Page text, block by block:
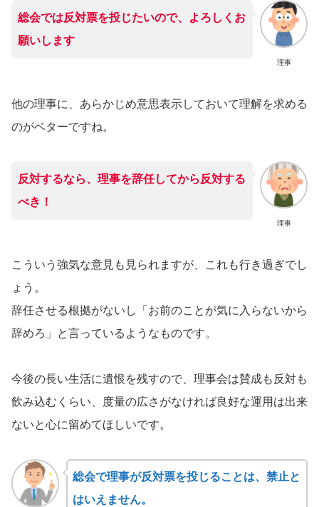
理事
総会では反対票を投じたいので、よろしくお
願いします
他の理事に、あらかじめ意思表示しておいて理解を求める
のがベターですね。
理事
反対するなら、理事を辞任してから反対する
べき！
こういう強気な意見も見られますが、これも行き過ぎでし
ょう。
辞任させる根拠がないし「お前のことが気に入らないから
辞めろ」と言っているようなものです。
今後の長い生活に遺恨を残すので、理事会は賛成も反対も
飲み込むくらい、度量の広さがなければ良好な運用は出来
ないと心に留めてほしいです。
総会で理事が反対票を投じることは、禁止と
はいえません。